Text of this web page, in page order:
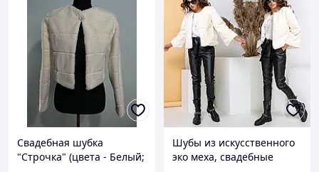
Свадебная шубка
"Строчка" (цвета - Белый;
Шубы из искусственного
эко меха, свадебные